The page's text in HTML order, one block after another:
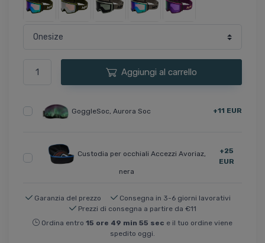
Aggiungi al carrello
GoggleSoc, Aurora Soc +11 EUR
Custodia per occhiali Accezzi Avoriaz,
nera
+25
EUR
Garanzia del prezzo
Consegna in 3-6 giorni lavorativi
Prezzi di consegna a partire da €11
Ordina entro 15 ore 49 min 55 sec e il tuo ordine viene
spedito oggi.